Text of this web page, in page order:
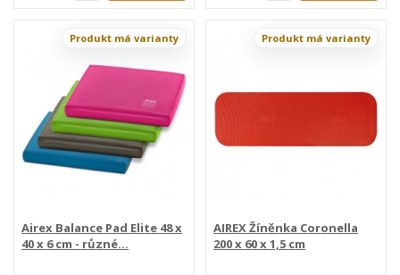
Produkt má varianty
Airex Balance Pad Elite 48 x
40 x 6 cm - různé...
Produkt má varianty
AIREX Žíněnka Coronella
200 x 60 x 1,5 cm